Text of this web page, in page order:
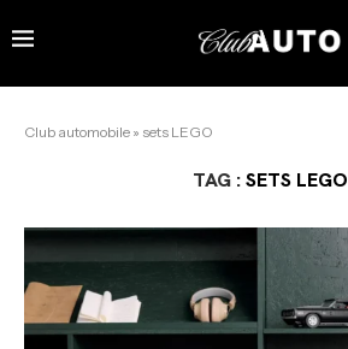
Club automobile » sets LEGO
TAG :SETS LEGO